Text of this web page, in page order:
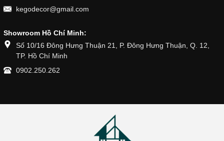
kegodecor@gmail.com
Showroom Hồ Chí Minh:
Số 10/16 Đông Hưng Thuận 21, P. Đông Hưng Thuận, Q. 12,
TP. Hồ Chí Minh
0902.250.262